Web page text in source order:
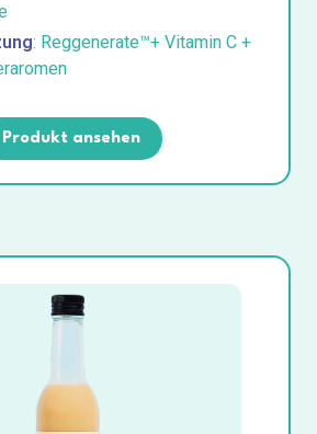
: Reggenerate™+ Vitamin C +
Produkt ansehen